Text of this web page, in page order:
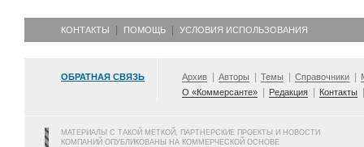
КОНТАКТЫ ПОМОЩЬ УСЛОВИЯ ИСПОЛЬЗОВАНИЯ
ОБРАТНАЯ СВЯЗЬ Архив Авторы Темы Справочники
О «Коммерсанте»
Редакция Контакты
МАТЕРИАЛЫ С ТАКОЙ МЕТКОЙ, ПАРТНЕРСКИЕ ПРОЕКТЫ И НОВОСТИ
КОМПАНИЙ ОПУБЛИКОВАНЫ НА КОММЕРЧЕСКОЙ ОСНОВЕ